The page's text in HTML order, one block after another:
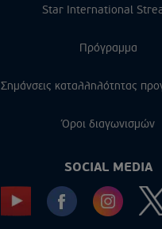
Star International
Πρόγραμμα
Σημάνσεις καταλληλότητας
Όροι διαγωνισμών
SOCIAL MEDIA